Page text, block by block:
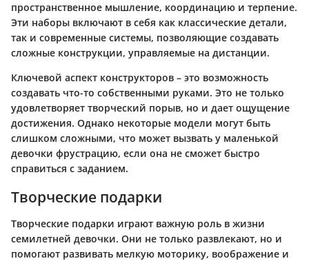
пространственное мышление, координацию и терпение.
Эти наборы включают в себя как классические детали,
так и современные системы, позволяющие создавать
сложные конструкции, управляемые на дистанции.
Ключевой аспект конструкторов – это возможность
создавать что-то собственными руками. Это не только
удовлетворяет творческий порыв, но и дает ощущение
достижения. Однако некоторые модели могут быть
слишком сложными, что может вызвать у маленькой
девочки фрустрацию, если она не сможет быстро
справиться с заданием.
Творческие подарки
Творческие подарки играют важную роль в жизни
семилетней девочки. Они не только развлекают, но и
помогают развивать мелкую моторику, воображение и